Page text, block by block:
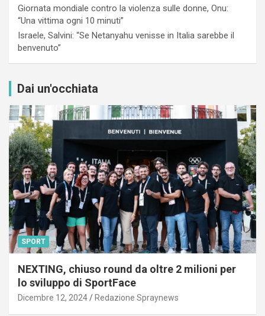
Giornata mondiale contro la violenza sulle donne, Onu:
“Una vittima ogni 10 minuti”
Israele, Salvini: “Se Netanyahu venisse in Italia sarebbe il
benvenuto”
Dai un'occhiata
SPORT
NEXTING, chiuso round da oltre 2 milioni per
lo sviluppo di SportFace
Dicembre 12, 2024 Redazione Spraynews